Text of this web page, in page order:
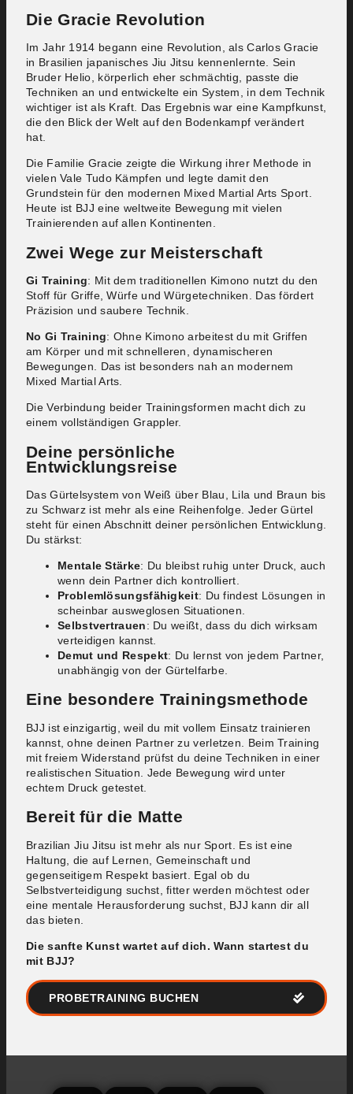
Die Gracie Revolution
Im Jahr 1914 begann eine Revolution, als Carlos Gracie
in Brasilien japanisches Jiu Jitsu kennenlernte. Sein
Bruder Helio, körperlich eher schmächtig, passte die
Techniken an und entwickelte ein System, in dem Technik
wichtiger ist als Kraft. Das Ergebnis war eine Kampfkunst,
die den Blick der Welt auf den Bodenkampf verändert
hat.
Die Familie Gracie zeigte die Wirkung ihrer Methode in
vielen Vale Tudo Kämpfen und legte damit den
Grundstein für den modernen Mixed Martial Arts Sport.
Heute ist BJJ eine weltweite Bewegung mit vielen
Trainierenden auf allen Kontinenten.
Zwei Wege zur Meisterschaft
Gi Training: Mit dem traditionellen Kimono nutzt du den
Stoff für Griffe, Würfe und Würgetechniken. Das fördert
Präzision und saubere Technik.
No Gi Training: Ohne Kimono arbeitest du mit Griffen
am Körper und mit schnelleren, dynamischeren
Bewegungen. Das ist besonders nah an modernem
Mixed Martial Arts.
Die Verbindung beider Trainingsformen macht dich zu
einem vollständigen Grappler.
Deine persönliche
Entwicklungsreise
Das Gürtelsystem von Weiß über Blau, Lila und Braun bis
zu Schwarz ist mehr als eine Reihenfolge. Jeder Gürtel
steht für einen Abschnitt deiner persönlichen Entwicklung.
Du stärkst:
Mentale Stärke: Du bleibst ruhig unter Druck, auch
wenn dein Partner dich kontrolliert.
Problemlösungsfähigkeit: Du findest Lösungen in
scheinbar ausweglosen Situationen.
Selbstvertrauen: Du weißt, dass du dich wirksam
verteidigen kannst.
Demut und Respekt: Du lernst von jedem Partner,
unabhängig von der Gürtelfarbe.
Eine besondere Trainingsmethode
BJJ ist einzigartig, weil du mit vollem Einsatz trainieren
kannst, ohne deinen Partner zu verletzen. Beim Training
mit freiem Widerstand prüfst du deine Techniken in einer
realistischen Situation. Jede Bewegung wird unter
echtem Druck getestet.
Bereit für die Matte
Brazilian Jiu Jitsu ist mehr als nur Sport. Es ist eine
Haltung, die auf Lernen, Gemeinschaft und
gegenseitigem Respekt basiert. Egal ob du
Selbstverteidigung suchst, fitter werden möchtest oder
eine mentale Herausforderung suchst, BJJ kann dir all
das bieten.
Die sanfte Kunst wartet auf dich. Wann startest du
mit BJJ?
PROBETRAINING BUCHEN